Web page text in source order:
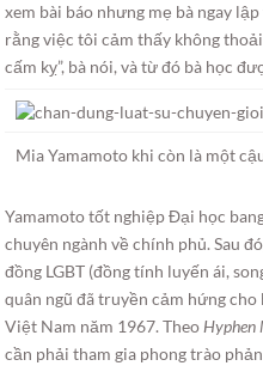
xem bài báo nhưng mẹ bà ngay
rằng việc tôi cảm thấy không
cấm kỵ”, bà nói, và từ đó bà học
Mia Yamamoto khi còn là một
Yamamoto tốt nghiệp Đại học
chuyên ngành về chính phủ. Sau
đồng LGBT (đồng tính luyến ái,
quân ngũ đã truyền cảm hứng
Việt Nam năm 1967. Theo Hyphen
cần phải tham gia phong trào